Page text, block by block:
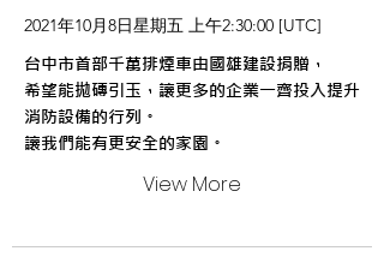
2021年10月8日星期五 上午2:30:00 [UTC]
台中市首部千萬排煙車由國雄建設捐贈，
希望能拋磚引玉，讓更多的企業一齊投入提升
消防設備的行列。
讓我們能有更安全的家園。
View More